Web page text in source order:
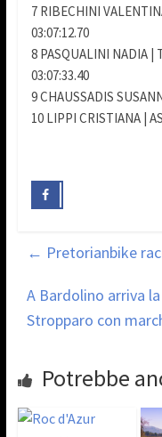
7 RIBECHINI
03:07:12.70
8 PASQUALINI NADIA |
03:07:33.40
9 CHAUSSADIS
10 LIPPI CRISTIANA |
← Pretorianbike
A Bardolino arriva
Stropparo con
Potrebbe